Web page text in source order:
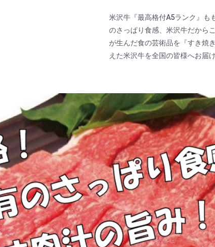
米沢牛『最高格付A5ランク』も
のさっぱり食感、米沢牛だから
が生んだ食の芸術品を『すき焼
えた米沢牛を全国の皆様へお届